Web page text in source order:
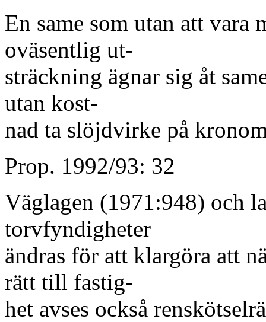
En same som utan att vara
oväsentlig ut-
sträckning ägnar sig åt
utan kost-
nad ta slöjdvirke på
Prop. 1992/93: 32
Väglagen (1971:948) och
torvfyndigheter
ändras för att klargöra att
rätt till fastig-
het avses också